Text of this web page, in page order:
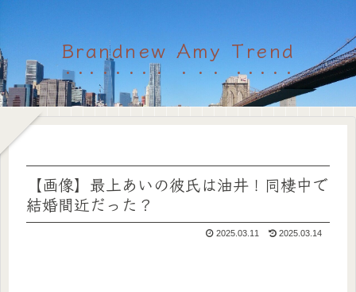
Brandnew Amy Trend
【画像】最上あいの彼氏は油井！同棲中で
結婚間近だった？
2025.03.11 2025.03.14